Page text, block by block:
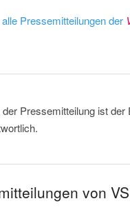
Pressemitteilungen der
Pressemitteilung ist
von